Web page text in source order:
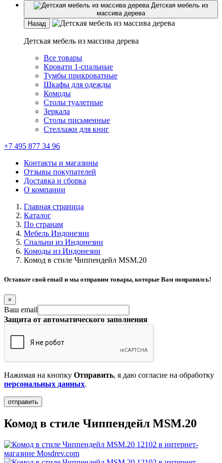
Детская мебель из
массива дерева
Назад
Детская мебель из массива дерева
Все товары
Кровати 1-спальные
Тумбы прикроватные
Шкафы для одежды
Комоды
Столы туалетные
Зеркала
Столы письменные
Стеллажи для книг
+7 495 877 34 96
Контакты и магазины
Отзывы покупателей
Доставка и сборка
О компании
Главная страница
Каталог
По странам
Мебель Индонезии
Спальни из Индонезии
Комоды из Индонезии
Комод в стиле Чиппендейл MSM.20
Оставьте свой email и мы отправим товары, которые Вам понравилсь!
×
Ваш email
Защита от автоматического заполнения
Нажимая на кнопку Отправить, я даю согласие на обработку
персональных данных.
Комод в стиле Чиппендейл MSM.20